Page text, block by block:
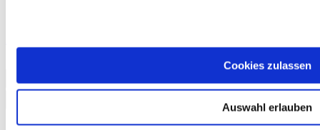
Cookies zulassen
Auswahl erlauben
In den Warenkorb